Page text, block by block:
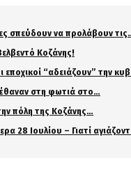
σπεύδουν να προλάβουν
Κοζάνης!
“αδειάζουν” την
στη φωτιά στο…
πόλη της Κοζάνης…
28 Ιουλίου – Γιατί